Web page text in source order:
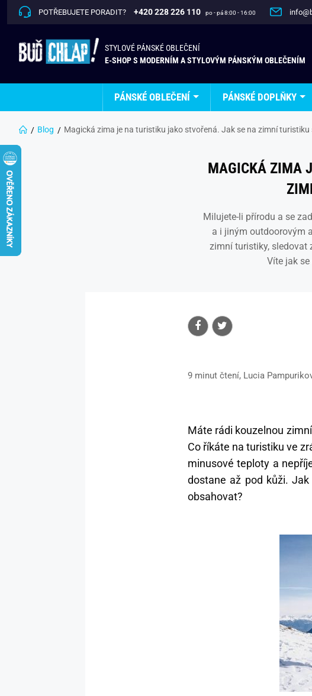
POTŘEBUJETE PORADIT? +420 228 226 110 po - pá 8:00 - 16:00
STYLOVÉ PÁNSKÉ OBLEČENÍ
E-SHOP S MODERNÍM A STYLOVÝM PÁNSKÝM OBLEČENÍM
PÁNSKÉ OBLEČENÍ PÁNSKÉ DOPLŇKY
Blog Magická zima je na turistiku jako stvořená. Jak se na zimní turistiku
MAGICKÁ ZIMA
Milujete-li přírodu a se
a i jiným outdoorovým
zimní turistiky, sledovat
Víte jak
9 minut čtení, Lucia
Máte rádi kouzelnou
Co říkáte na turistiku ve
minusové teploty a
dostane až pod kůži.
obsahovat?